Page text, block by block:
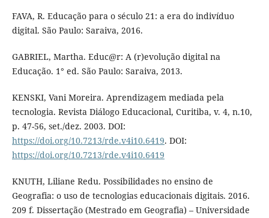
FAVA, R. Educação para o século 21: a era do indivíduo
digital. São Paulo: Saraiva, 2016.
GABRIEL, Martha. Educ@r: A (r)evolução digital na
Educação. 1° ed. São Paulo: Saraiva, 2013.
KENSKI, Vani Moreira. Aprendizagem mediada pela
tecnologia. Revista Diálogo Educacional, Curitiba, v. 4, n.10,
p. 47-56, set./dez. 2003. DOI:
https://doi.org/10.7213/rde.v4i10.6419. DOI:
https://doi.org/10.7213/rde.v4i10.6419
KNUTH, Liliane Redu. Possibilidades no ensino de
Geografia: o uso de tecnologias educacionais digitais. 2016.
209 f. Dissertação (Mestrado em Geografia) – Universidade